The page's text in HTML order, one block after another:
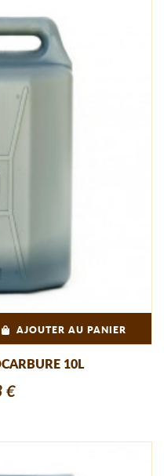
AJOUTER AU PANIER
10L
€